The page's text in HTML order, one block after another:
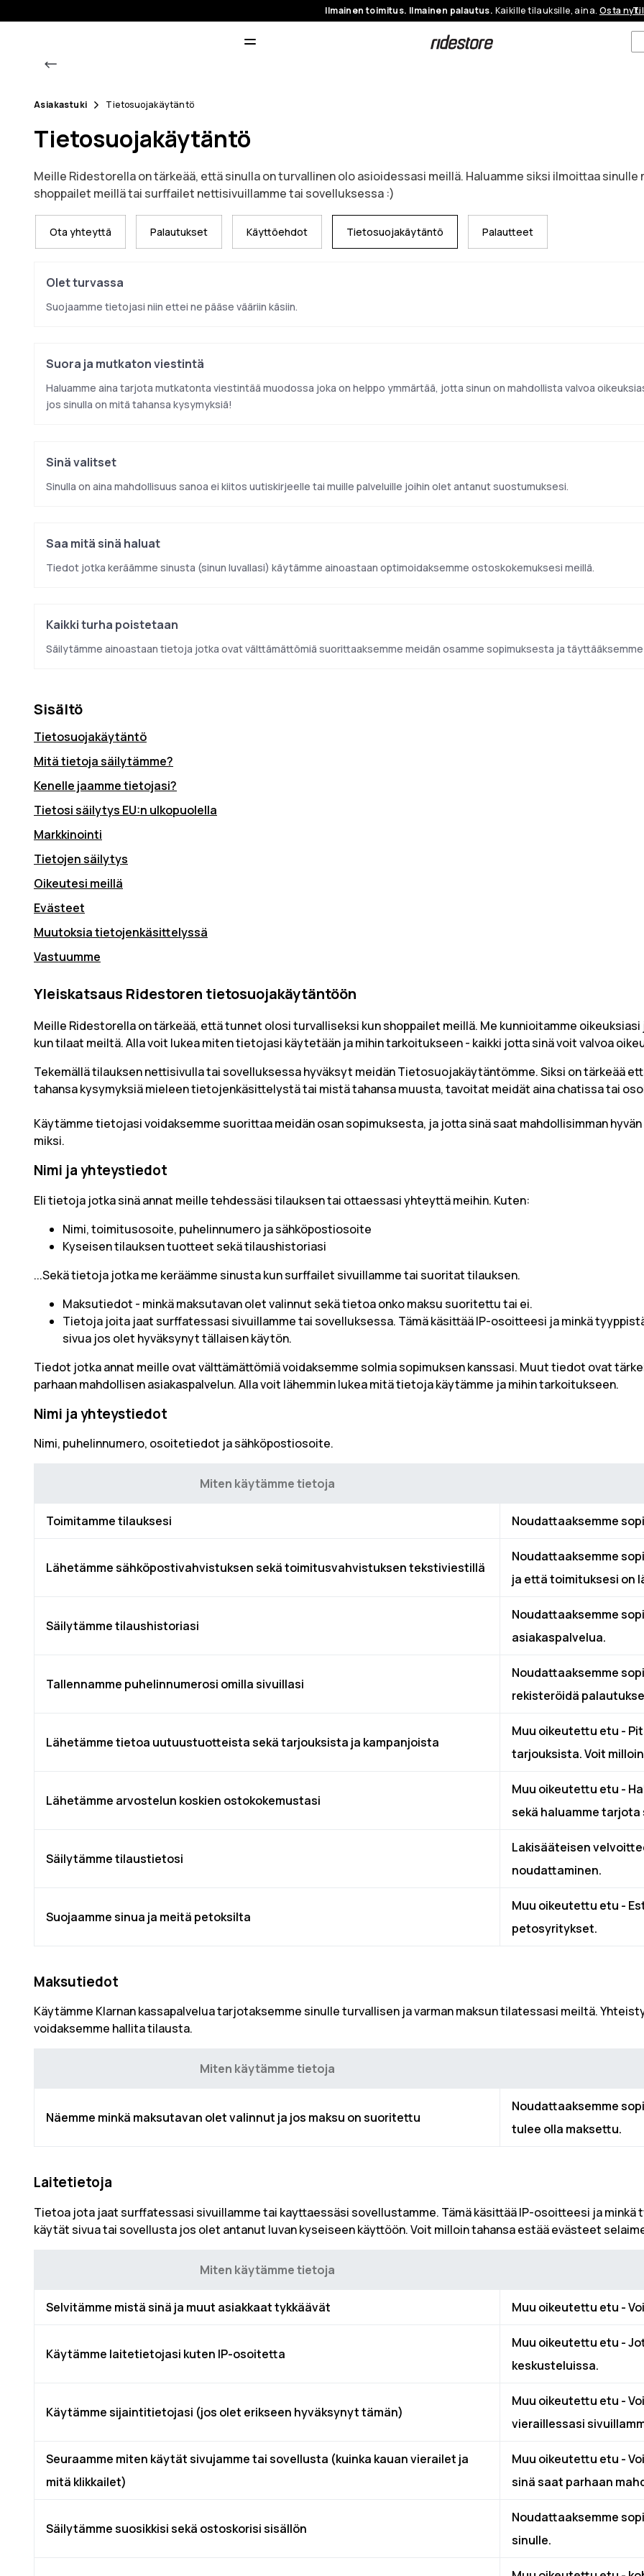
Ilmainen toimitus. Ilmainen palautus. Kaikille tilauksille, aina. Osta nyt.
Asiakastuki Tietosuojakäytäntö
Tietosuojakäytäntö
Meille Ridestorella on tärkeää, että sinulla on turvallinen olo asioidessasi meillä. Haluamme siksi ilmoittaa
shoppailet meillä tai surffailet nettisivuillamme tai sovelluksessa :)
Ota yhteyttä Palautukset Käyttöehdot Tietosuojakäytäntö Palautteet
Olet turvassa
Suojaamme tietojasi niin ettei ne pääse vääriin käsiin.
Suora ja mutkaton viestintä
Haluamme aina tarjota mutkatonta viestintää muodossa joka on helppo ymmärtää, jotta sinun on mahdollista valvoa
jos sinulla on mitä tahansa kysymyksiä!
Sinä valitset
Sinulla on aina mahdollisuus sanoa ei kiitos uutiskirjeelle tai muille palveluille joihin olet antanut suostumuksesi.
Saa mitä sinä haluat
Tiedot jotka keräämme sinusta (sinun luvallasi) käytämme ainoastaan optimoidaksemme ostoskokemuksesi meillä.
Kaikki turha poistetaan
Säilytämme ainoastaan tietoja jotka ovat välttämättömiä suorittaaksemme meidän osamme sopimuksesta ja
Sisältö
Tietosuojakäytäntö
Mitä tietoja säilytämme?
Kenelle jaamme tietojasi?
Tietosi säilytys EU:n ulkopuolella
Markkinointi
Tietojen säilytys
Oikeutesi meillä
Evästeet
Muutoksia tietojenkäsittelyssä
Vastuumme
Yleiskatsaus Ridestoren tietosuojakäytäntöön
Meille Ridestorella on tärkeää, että tunnet olosi turvalliseksi kun shoppailet meillä. Me kunnioitamme
kun tilaat meiltä. Alla voit lukea miten tietojasi käytetään ja mihin tarkoitukseen - kaikki jotta sinä voit valvoa
Tekemällä tilauksen nettisivulla tai sovelluksessa hyväksyt meidän Tietosuojakäytäntömme. Siksi on tärkeää
tahansa kysymyksiä mieleen tietojenkäsittelystä tai mistä tahansa muusta, tavoitat meidät aina chatissa tai
Käytämme tietojasi voidaksemme suorittaa meidän osan sopimuksesta, ja jotta sinä saat mahdollisimman
miksi.
Nimi ja yhteystiedot
Eli tietoja jotka sinä annat meille tehdessäsi tilauksen tai ottaessasi yhteyttä meihin. Kuten:
Nimi, toimitusosoite, puhelinnumero ja sähköpostiosoite
Kyseisen tilauksen tuotteet sekä tilaushistoriasi
...Sekä tietoja jotka me keräämme sinusta kun surffailet sivuillamme tai suoritat tilauksen.
Maksutiedot - minkä maksutavan olet valinnut sekä tietoa onko maksu suoritettu tai ei.
Tietoja joita jaat surffatessasi sivuillamme tai sovelluksessa. Tämä käsittää IP-osoitteesi ja minkä
sivua jos olet hyväksynyt tällaisen käytön.
Tiedot jotka annat meille ovat välttämättömiä voidaksemme solmia sopimuksen kanssasi. Muut tiedot ovat
parhaan mahdollisen asiakaspalvelun. Alla voit lähemmin lukea mitä tietoja käytämme ja mihin tarkoitukseen.
Nimi ja yhteystiedot
Nimi, puhelinnumero, osoitetiedot ja sähköpostiosoite.
Miten käytämme tietoja
Toimitamme tilauksesi Noudattaaksemme
Lähetämme sähköpostivahvistuksen sekä toimitusvahvistuksen tekstiviestillä
Noudattaaksemme
ja että toimituksesi on
Säilytämme tilaushistoriasi
Noudattaaksemme
asiakaspalvelua.
Tallennamme puhelinnumerosi omilla sivuillasi
Noudattaaksemme
rekisteröidä
Lähetämme tietoa uutuustuotteista sekä tarjouksista ja kampanjoista
Muu oikeutettu etu -
tarjouksista. Voit
Lähetämme arvostelun koskien ostokokemustasi
Muu oikeutettu etu -
sekä haluamme
Säilytämme tilaustietosi
Lakisääteisen
noudattaminen.
Suojaamme sinua ja meitä petoksilta
Muu oikeutettu etu -
petosyritykset.
Maksutiedot
Käytämme Klarnan kassapalvelua tarjotaksemme sinulle turvallisen ja varman maksun tilatessasi meiltä.
voidaksemme hallita tilausta.
Miten käytämme tietoja
Näemme minkä maksutavan olet valinnut ja jos maksu on suoritettu
Noudattaaksemme
tulee olla maksettu.
Laitetietoja
Tietoa jota jaat surffatessasi sivuillamme tai kayttaessäsi sovellustamme. Tämä käsittää IP-osoitteesi ja
käytät sivua tai sovellusta jos olet antanut luvan kyseiseen käyttöön. Voit milloin tahansa estää evästeet
Miten käytämme tietoja
Selvitämme mistä sinä ja muut asiakkaat tykkäävät Muu oikeutettu etu -
Käytämme laitetietojasi kuten IP-osoitetta
Muu oikeutettu etu -
keskusteluissa.
Käytämme sijaintitietojasi (jos olet erikseen hyväksynyt tämän)
Muu oikeutettu etu -
vieraillessasi
Seuraamme miten käytät sivujamme tai sovellusta (kuinka kauan vierailet ja
mitä klikkailet)
Muu oikeutettu etu -
sinä saat parhaan
Säilytämme suosikkisi sekä ostoskorisi sisällön
Noudattaaksemme
sinulle.